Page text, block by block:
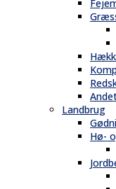
Landbrug
Hø-